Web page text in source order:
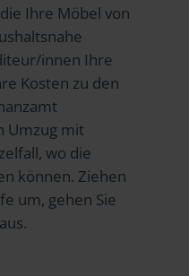
Ihre Möbel von
innen Ihre
Kosten zu den
Umzug mit
wo die
können. Ziehen
um, gehen Sie